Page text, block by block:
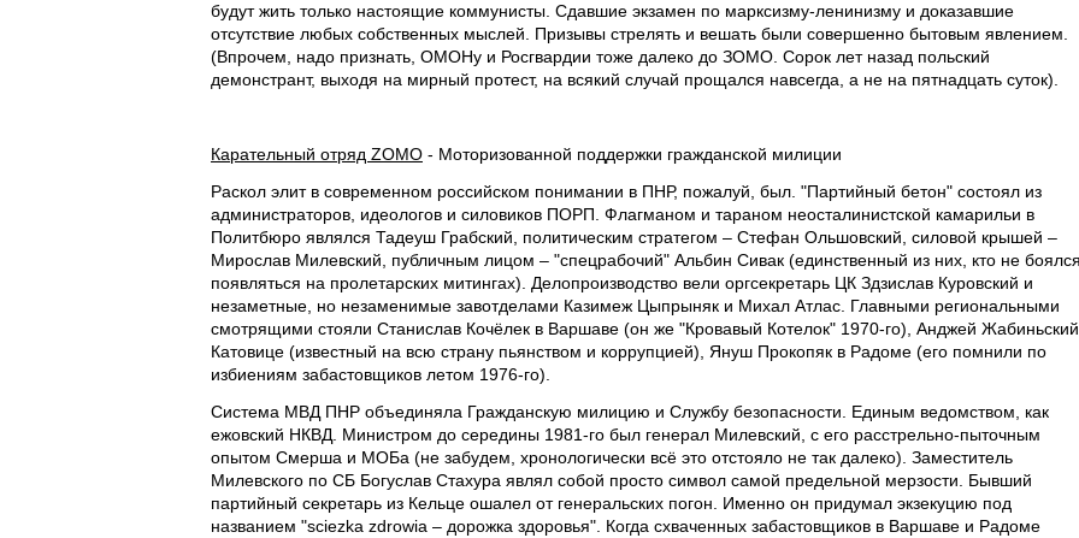
будут жить только настоящие коммунисты. Сдавшие экзамен по марксизму-ленинизму и доказавшие
отсутствие любых собственных мыслей. Призывы стрелять и вешать были совершенно бытовым явлением.
(Впрочем, надо признать, ОМОНу и Росгвардии тоже далеко до ЗОМО. Сорок лет назад польский
демонстрант, выходя на мирный протест, на всякий случай прощался навсегда, а не на пятнадцать суток).
Карательный отряд ZOMO - Моторизованной поддержки гражданской милиции
Раскол элит в современном российском понимании в ПНР, пожалуй, был. "Партийный бетон" состоял из
администраторов, идеологов и силовиков ПОРП. Флагманом и тараном неосталинистской камарильи в
Политбюро являлся Тадеуш Грабский, политическим стратегом – Стефан Ольшовский, силовой крышей –
Мирослав Милевский, публичным лицом – "спецрабочий" Альбин Сивак (единственный из них, кто не боялся
появляться на пролетарских митингах). Делопроизводство вели оргсекретарь ЦК Здзислав Куровский и
незаметные, но незаменимые завотделами Казимеж Цыпрыняк и Михал Атлас. Главными региональными
смотрящими стояли Станислав Кочёлек в Варшаве (он же "Кровавый Котелок" 1970-го), Анджей
Катовице (известный на всю страну пьянством и коррупцией), Януш Прокопяк в Радоме (его помнили по
избиениям забастовщиков летом 1976-го).
Система МВД ПНР объединяла Гражданскую милицию и Службу безопасности. Единым ведомством, как
ежовский НКВД. Министром до середины 1981-го был генерал Милевский, с его расстрельно-пыточным
опытом Смерша и МОБа (не забудем, хронологически всё это отстояло не так далеко). Заместитель
Милевского по СБ Богуслав Стахура являл собой просто символ самой предельной мерзости. Бывший
партийный секретарь из Кельце ошалел от генеральских погон. Именно он придумал экзекуцию под
названием "sciezka zdrowia – дорожка здоровья". Когда схваченных забастовщиков в Варшаве и Радоме